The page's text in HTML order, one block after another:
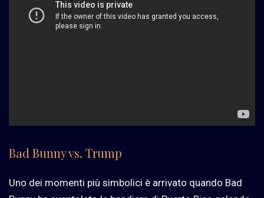
Bad Bunny vs. Trump
Uno dei momenti più simbolici è arrivato quando Bad